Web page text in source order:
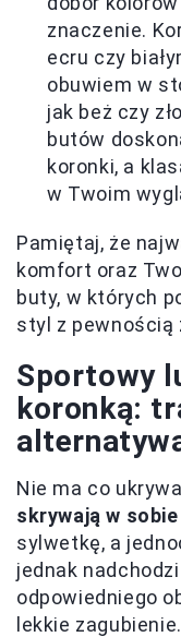
znaczenie.
ecru czy
obuwiem w
jak beż czy
butów
koronki, a
w Twoim
Pamiętaj, że
komfort oraz
buty, w których
styl z
Sportowy
koronką:
Nie ma co
skrywają w
sylwetkę, a
jednak
odpowiedniego
lekkie